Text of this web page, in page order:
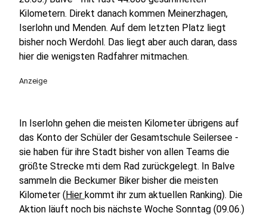
Kilometern. Direkt danach kommen Meinerzhagen,
Iserlohn und Menden. Auf dem letzten Platz liegt
bisher noch Werdohl. Das liegt aber auch daran, dass
hier die wenigsten Radfahrer mitmachen.
Anzeige
In Iserlohn gehen die meisten Kilometer übrigens auf
das Konto der Schüler der Gesamtschule Seilersee -
sie haben für ihre Stadt bisher von allen Teams die
größte Strecke mti dem Rad zurückgelegt. In Balve
sammeln die Beckumer Biker bisher die meisten
Kilometer (Hier kommt ihr zum aktuellen Ranking). Die
Aktion läuft noch bis nächste Woche Sonntag (09.06.)